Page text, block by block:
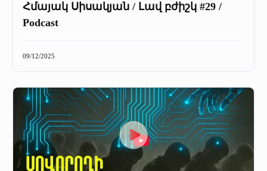
Հմայակ Սիսակյան / Լավ բժիշկ #29 /
Podcast
09/12/2025